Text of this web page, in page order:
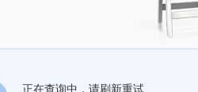
正在查询中，请刷新重试